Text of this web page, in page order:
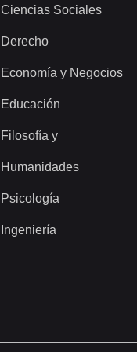
Ciencias Sociales
Derecho
Economía y Negocios
Educación
Filosofía y
Humanidades
Psicología
Ingeniería